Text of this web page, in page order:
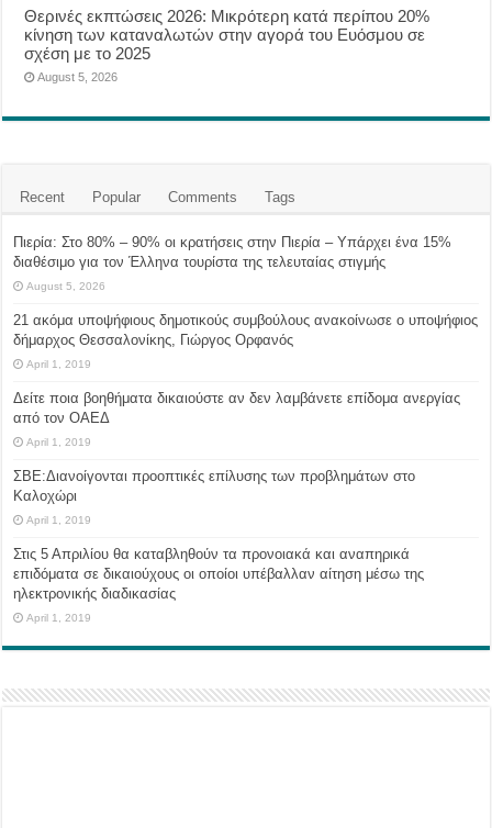
Θερινές εκπτώσεις 2026: Μικρότερη κατά περίπου 20%
κίνηση των καταναλωτών στην αγορά του Ευόσμου σε
σχέση με το 2025
August 5, 2026
Recent Popular Comments Tags
Πιερία: Στο 80% – 90% οι κρατήσεις στην Πιερία – Υπάρχει ένα 15%
διαθέσιμο για τον Έλληνα τουρίστα της τελευταίας στιγμής
August 5, 2026
21 ακόμα υποψήφιους δημοτικούς συμβούλους ανακοίνωσε ο υποψήφιος
δήμαρχος Θεσσαλονίκης, Γιώργος Ορφανός
April 1, 2019
Δείτε ποια βοηθήματα δικαιούστε αν δεν λαμβάνετε επίδομα ανεργίας
από τον ΟΑΕΔ
April 1, 2019
ΣΒΕ:Διανοίγονται προοπτικές επίλυσης των προβλημάτων στο
Καλοχώρι
April 1, 2019
Στις 5 Απριλίου θα καταβληθούν τα προνοιακά και αναπηρικά
επιδόματα σε δικαιούχους οι οποίοι υπέβαλλαν αίτηση μέσω της
ηλεκτρονικής διαδικασίας
April 1, 2019